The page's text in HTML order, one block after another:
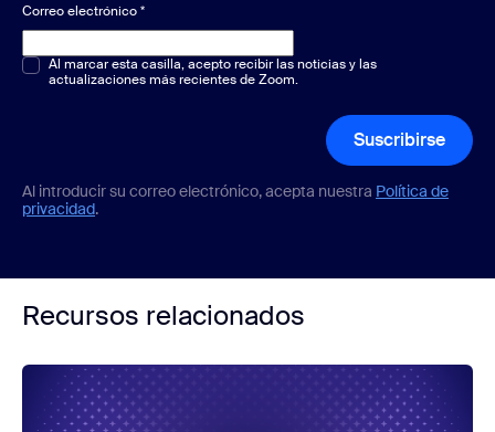
Correo electrónico*
Opción múltiple o única*
Al marcar esta casilla, acepto recibir las noticias y las
actualizaciones más recientes de Zoom.
Suscribirse
Al introducir su correo electrónico, acepta nuestra Política de
privacidad.
Recursos relacionados